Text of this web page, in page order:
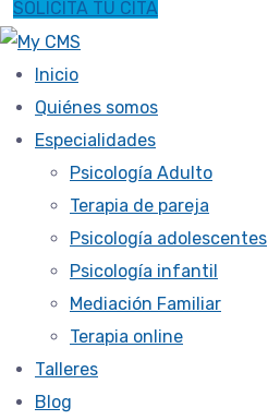
SOLICITA TU CITA
Inicio
Quiénes somos
Especialidades
Psicología Adulto
Terapia de pareja
Psicología adolescentes
Psicología infantil
Mediación Familiar
Terapia online
Talleres
Blog